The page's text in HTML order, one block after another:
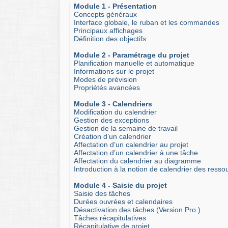
Module 1 - Présentation
Concepts généraux
Interface globale, le ruban et les commandes
Principaux affichages
Définition des objectifs
Module 2 - Paramétrage du projet
Planification manuelle et automatique
Informations sur le projet
Modes de prévision
Propriétés avancées
Module 3 - Calendriers
Modification du calendrier
Gestion des exceptions
Gestion de la semaine de travail
Création d’un calendrier
Affectation d’un calendrier au projet
Affectation d’un calendrier à une tâche
Affectation du calendrier au diagramme
Introduction à la notion de calendrier des
Module 4 - Saisie du projet
Saisie des tâches
Durées ouvrées et calendaires
Désactivation des tâches (Version Pro.)
Tâches récapitulatives
Récapitulative de projet